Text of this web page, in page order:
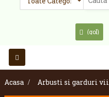
(gol)
Toggle
navigation
Acasa
> Arbusti si garduri vii